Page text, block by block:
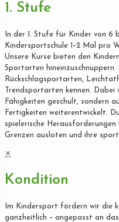
1. Stufe
In der 1. Stufe für Kinder von 6
Kindersportschule 1–2 Mal pro
Unsere Kurse bieten den
Sportarten hineinzuschnuppern.
Rückschlagsportarten,
Trendsportarten kennen.
Fähigkeiten geschult, sondern
Fertigkeiten weiterentwickelt.
spielerische
Grenzen ausloten und ihre
✕
Kondition
Im Kindersport fördern wir die
ganzheitlich – angepasst an